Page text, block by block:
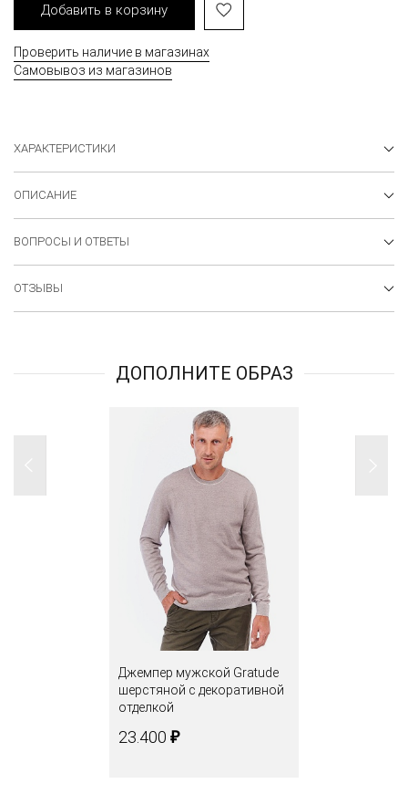
Добавить в корзину
Проверить наличие в магазинах
Самовывоз из магазинов
ХАРАКТЕРИСТИКИ
ОПИСАНИЕ
ВОПРОСЫ И ОТВЕТЫ
ОТЗЫВЫ
ДОПОЛНИТЕ ОБРАЗ
Джемпер мужской Gratude
шерстяной с декоративной
отделкой
23.400 ₽